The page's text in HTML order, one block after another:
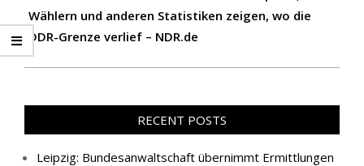
Wählern und anderen Statistiken zeigen, wo die
DDR-Grenze verlief – NDR.de
RECENT POSTS
Leipzig: Bundesanwaltschaft übernimmt Ermittlungen